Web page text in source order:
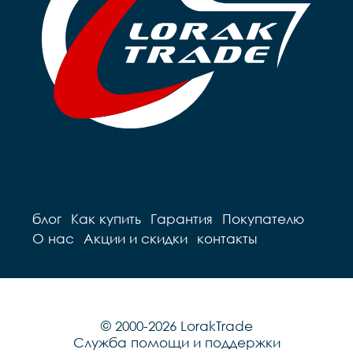
Седло		детское на
пружинах
Педали		Пластиковые
Подседельный штырь
сталь
Вес		9.7 кг
пружинах
Подседельный
блог Как купить Гарантия
Покупателю
О нас
Акции и скидки контакты
© 2000-2026 LorakTrade
Служба помощи и поддержки